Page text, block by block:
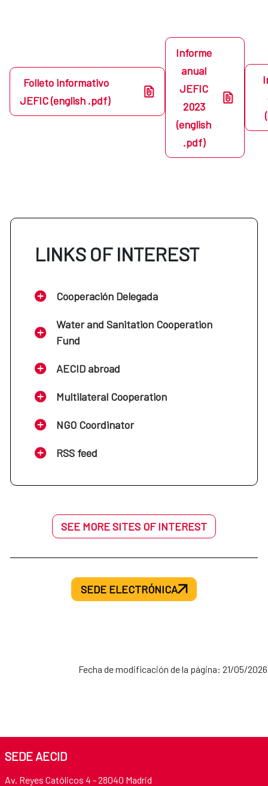
Folleto informativo
JEFIC (english .pdf)
Informe
anual
JEFIC
2023
(english
.pdf)
LINKS OF INTEREST
Cooperación Delegada
Water and Sanitation Cooperation
Fund
AECID abroad
Multilateral Cooperation
NGO Coordinator
RSS feed
SEE MORE SITES OF INTEREST
SEDE ELECTRÓNICA
Fecha de modificación de la página: 21/05/2026
SEDE AECID
Av. Reyes Católicos 4 - 28040 Madrid